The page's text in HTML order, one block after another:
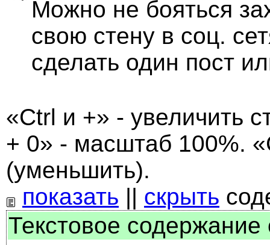
Можно не бояться
свою стену в соц.
сделать один пост
«Ctrl и +» - увеличить
+ 0» - масштаб 100%.
(уменьшить).
показать || скрыть
Текстовое